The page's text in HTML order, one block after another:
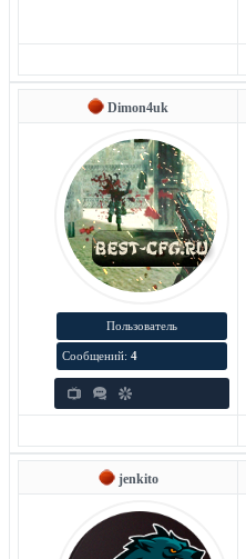
Dimon4uk
Пользователь
Сообщений: 4
jenkito